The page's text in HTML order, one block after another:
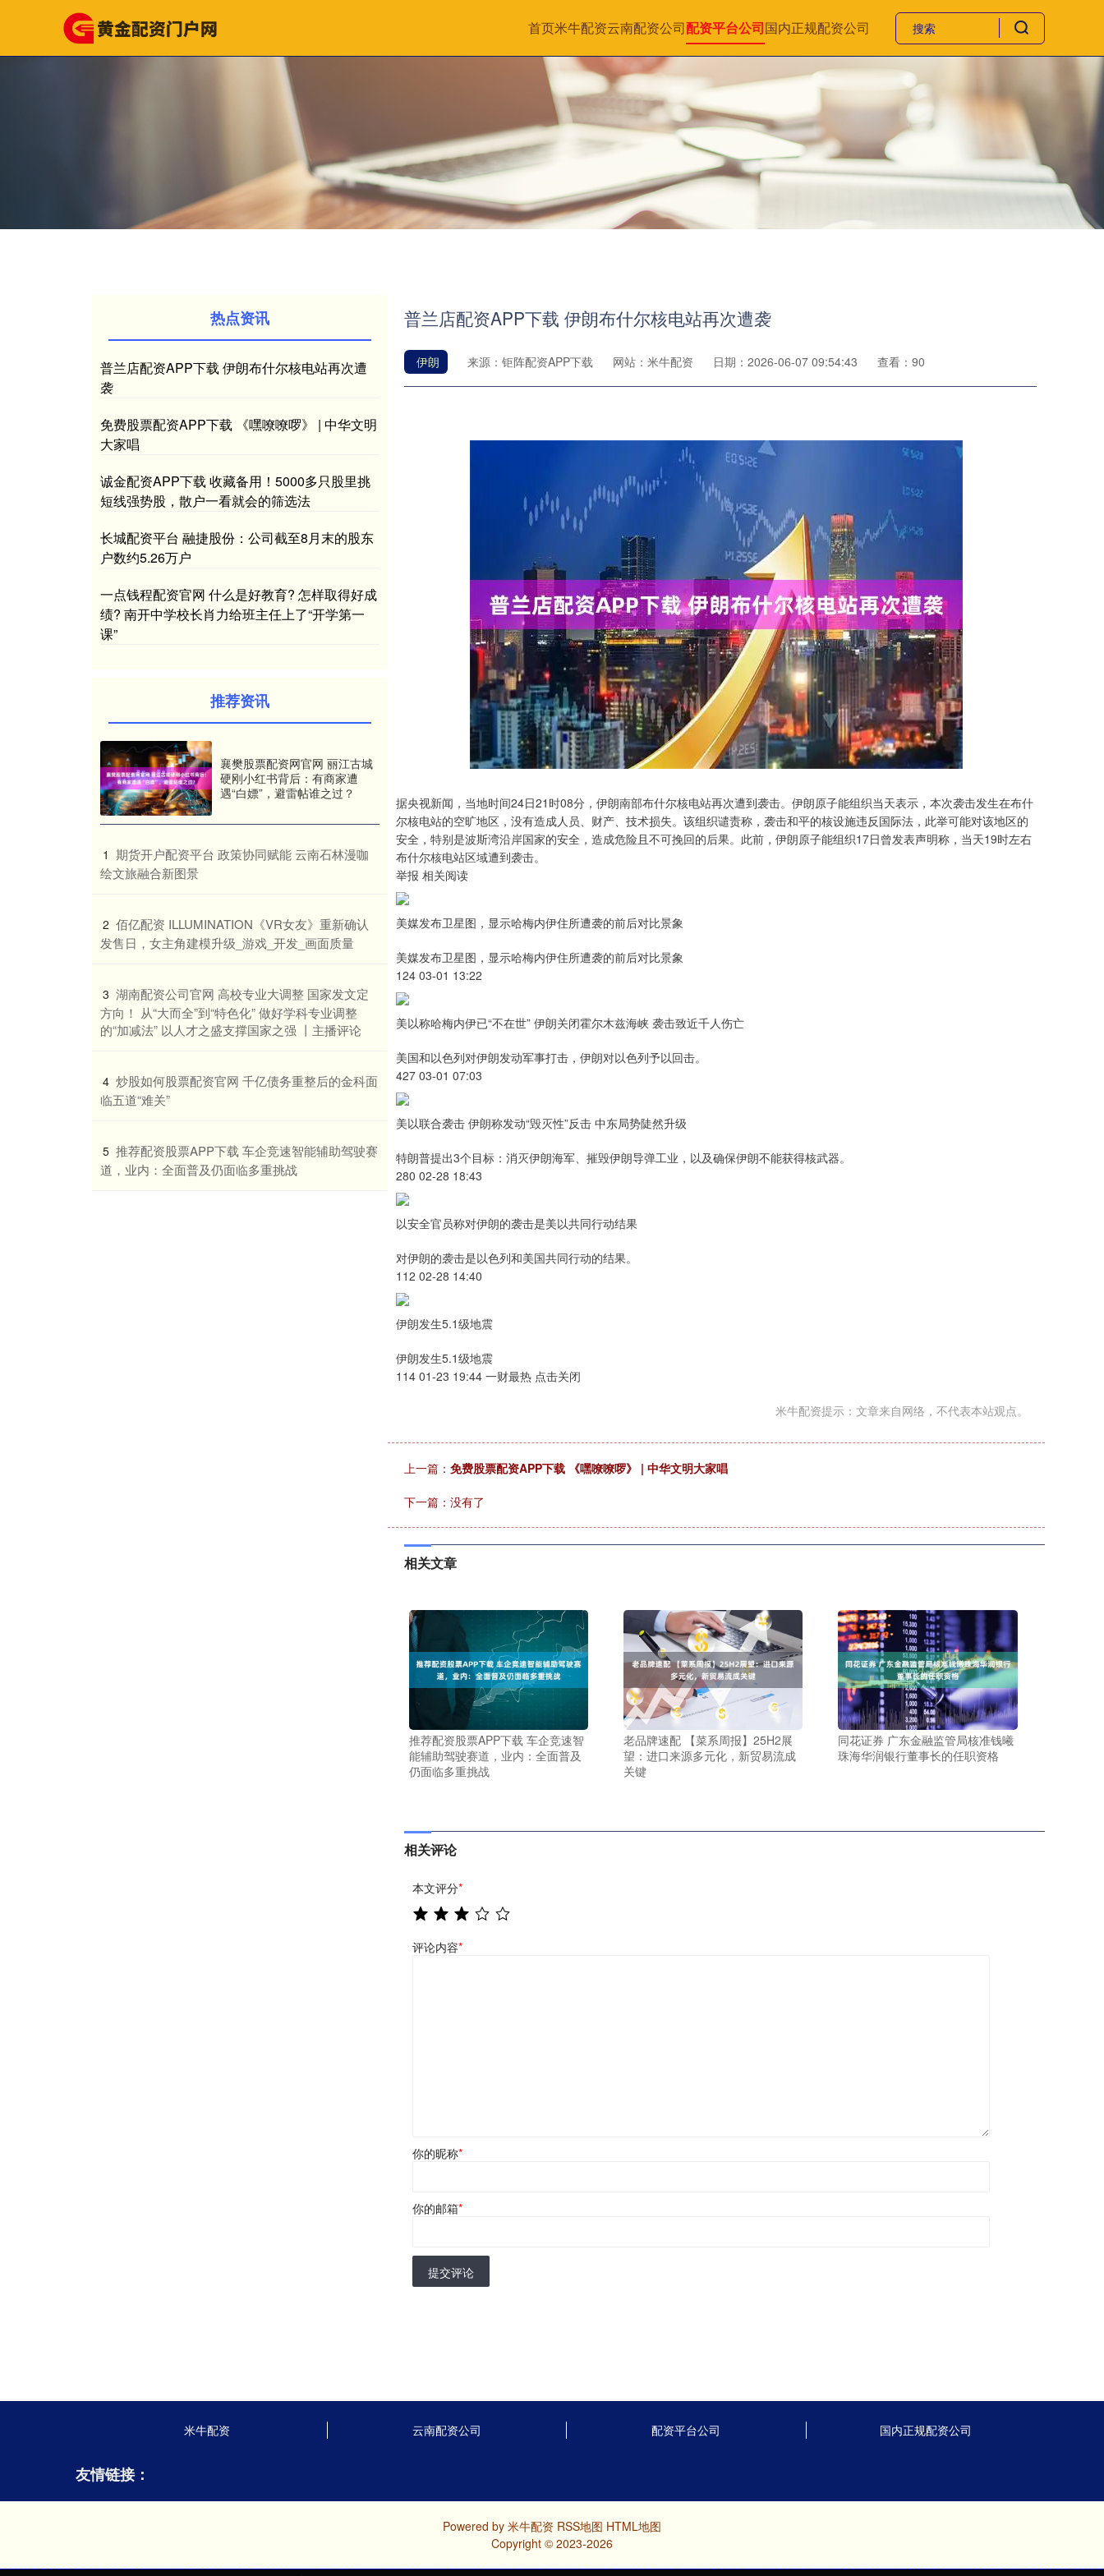
首页米牛配资云南配资公司配资平台公司国内正规配资公司
普兰店配资APP下载 伊朗布什尔核电站再次遭袭
伊朗 来源：钜阵配资APP下载 网站：米牛配资 日期：2026-06-07 09:54:43 查看：90
据央视新闻，当地时间24日21时08分，伊朗南部布什尔核电站再次遭到袭击。伊朗原子能组织当天表示，本次袭击发生在布什
尔核电站的空旷地区，没有造成人员、财产、技术损失。该组织谴责称，袭击和平的核设施违反国际法，此举可能对该地区的
安全，特别是波斯湾沿岸国家的安全，造成危险且不可挽回的后果。此前，伊朗原子能组织17日曾发表声明称，当天19时左右
布什尔核电站区域遭到袭击。
举报 相关阅读
美媒发布卫星图，显示哈梅内伊住所遭袭的前后对比景象
美媒发布卫星图，显示哈梅内伊住所遭袭的前后对比景象
124 03-01 13:22
美以称哈梅内伊已“不在世” 伊朗关闭霍尔木兹海峡 袭击致近千人伤亡
美国和以色列对伊朗发动军事打击，伊朗对以色列予以回击。
427 03-01 07:03
美以联合袭击 伊朗称发动“毁灭性”反击 中东局势陡然升级
特朗普提出3个目标：消灭伊朗海军、摧毁伊朗导弹工业，以及确保伊朗不能获得核武器。
280 02-28 18:43
以安全官员称对伊朗的袭击是美以共同行动结果
对伊朗的袭击是以色列和美国共同行动的结果。
112 02-28 14:40
伊朗发生5.1级地震
伊朗发生5.1级地震
114 01-23 19:44 一财最热 点击关闭
米牛配资提示：文章来自网络，不代表本站观点。
上一篇： 免费股票配资APP下载 《嘿嘹嘹啰》 | 中华文明大家唱
下一篇：没有了
相关文章
推荐配资股票APP下载 车企竞速智
能辅助驾驶赛道，业内：全面普及
仍面临多重挑战
老品牌速配 【菜系周报】25H2展
望：进口来源多元化，新贸易流成
关键
同花证券 广东金融监管局核准钱曦
珠海华润银行董事长的任职资格
相关评论
本文评分*
评论内容*
你的昵称*
你的邮箱*
提交评论
热点资讯
普兰店配资APP下载 伊朗布什尔核电站再次遭
袭
免费股票配资APP下载 《嘿嘹嘹啰》 | 中华文明
大家唱
诚金配资APP下载 收藏备用！5000多只股里挑
短线强势股，散户一看就会的筛选法
长城配资平台 融捷股份：公司截至8月末的股东
户数约5.26万户
一点钱程配资官网 什么是好教育? 怎样取得好成
绩? 南开中学校长肖力给班主任上了“开学第一
课”
推荐资讯
襄樊股票配资网官网 丽江古城
硬刚小红书背后：有商家遭
遇“白嫖”，避雷帖谁之过？
1 ​期货开户配资平台 政策协同赋能 云南石林漫咖
绘文旅融合新图景
2 ​佰亿配资 ILLUMINATION《VR女友》重新确认
发售日，女主角建模升级_游戏_开发_画面质量
3 ​湖南配资公司官网 高校专业大调整 国家发文定
方向​！ 从“大而全”到“特色化” 做好学科专业调整
的“加减法” 以人才之盛支撑国家之强 丨主播评论
4 ​炒股如何股票配资官网 千亿债务重整后的金科面
临五道“难关”
5 ​推荐配资股票APP下载 车企竞速智能辅助驾驶赛
道，业内：全面普及仍面临多重挑战
米牛配资 云南配资公司 配资平台公司 国内正规配资公司
友情链接：
Powered by 米牛配资 RSS地图 HTML地图
Copyright © 2023-2026